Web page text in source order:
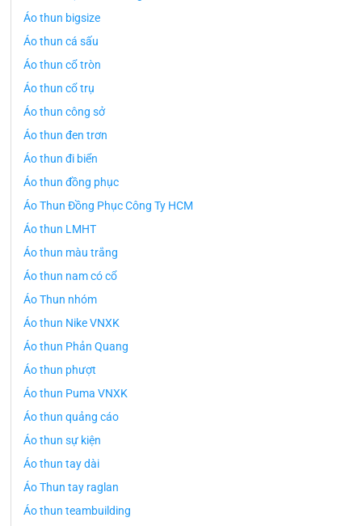
Áo thun bigsize
Áo thun cá sấu
Áo thun cổ tròn
Áo thun cổ trụ
Áo thun công sở
Áo thun đen trơn
Áo thun đi biển
Áo thun đồng phục
Áo Thun Đồng Phục Công Ty HCM
Áo thun LMHT
Áo thun màu trắng
Áo thun nam có cổ
Áo Thun nhóm
Áo thun Nike VNXK
Áo thun Phản Quang
Áo thun phượt
Áo thun Puma VNXK
Áo thun quảng cáo
Áo thun sự kiện
Áo thun tay dài
Áo Thun tay raglan
Áo thun teambuilding